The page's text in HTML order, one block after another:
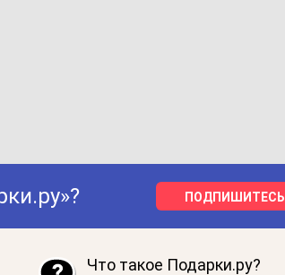
ПОДПИШИТЕСЬ
Что такое Подарки.ру?